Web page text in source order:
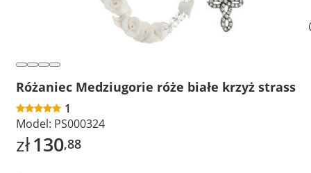
Różaniec Medziugorie róże białe krzyż strass
1
Model: PS000324
zł130,88